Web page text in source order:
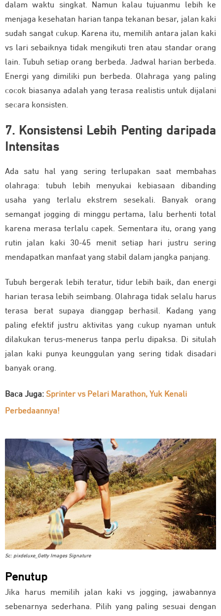
dalam waktu singkat. Namun kalau tujuanmu lebih ke
menjaga kesehatan harian tanpa tekanan besar, jalan kaki
sudah sangat cukup. Karena itu, memilih antara jalan kaki
vs lari sebaiknya tidak mengikuti tren atau standar orang
lain. Tubuh setiap orang berbeda. Jadwal harian berbeda.
Energi yang dimiliki pun berbeda. Olahraga yang paling
cocok biasanya adalah yang terasa realistis untuk dijalani
secara konsisten.
7. Konsistensi Lebih Penting daripada
Intensitas
Ada satu hal yang sering terlupakan saat membahas
olahraga: tubuh lebih menyukai kebiasaan dibanding
usaha yang terlalu ekstrem sesekali. Banyak orang
semangat jogging di minggu pertama, lalu berhenti total
karena merasa terlalu capek. Sementara itu, orang yang
rutin jalan kaki 30-45 menit setiap hari justru sering
mendapatkan manfaat yang stabil dalam jangka panjang.
Tubuh bergerak lebih teratur, tidur lebih baik, dan energi
harian terasa lebih seimbang. Olahraga tidak selalu harus
terasa berat supaya dianggap berhasil. Kadang yang
paling efektif justru aktivitas yang cukup nyaman untuk
dilakukan terus-menerus tanpa perlu dipaksa. Di situlah
jalan kaki punya keunggulan yang sering tidak disadari
banyak orang.
Baca Juga: Sprinter vs Pelari Marathon, Yuk Kenali
Perbedaannya!
Sc: pixdeluxe_Getty Images Signature
Penutup
Jika harus memilih jalan kaki vs jogging, jawabannya
sebenarnya sederhana. Pilih yang paling sesuai dengan